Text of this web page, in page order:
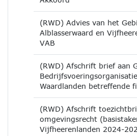
(RWD) Advies van het
Alblasserwaard en
VAB
(RWD) Afschrift brief aan
Waardlanden betreffende
(RWD) Afschrift
omgevingsrecht
Vijfheerenlanden 2024-